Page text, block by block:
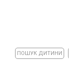
ПОШУК ДИТИНИ